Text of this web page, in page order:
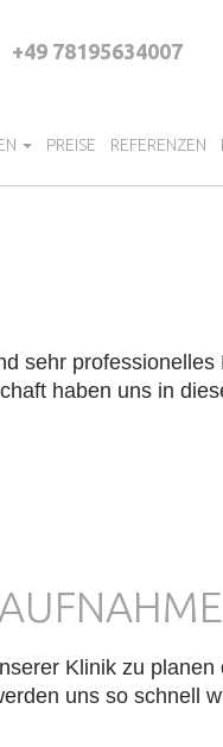
+49 78195634007
PREISE REFERENZEN
sehr
haben uns in
Klinik zu
uns so schnell